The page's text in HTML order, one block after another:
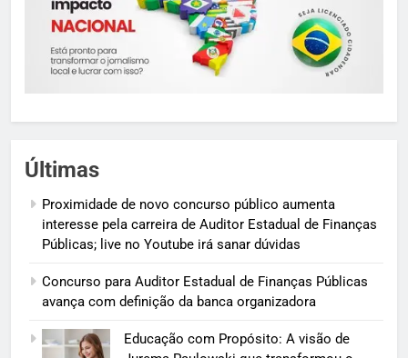
Últimas
Proximidade de novo concurso público aumenta
interesse pela carreira de Auditor Estadual de Finanças
Públicas; live no Youtube irá sanar dúvidas
Concurso para Auditor Estadual de Finanças Públicas
avança com definição da banca organizadora
Educação com Propósito: A visão de